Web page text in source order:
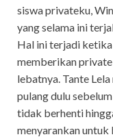
siswa privateku,
yang selama ini
Hal ini terjadi ketika
memberikan private
lebatnya. Tante
pulang dulu
tidak berhenti
menyarankan untuk